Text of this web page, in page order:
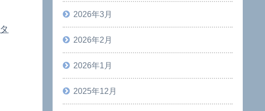
2026年3月
2026年2月
2026年1月
2025年12月